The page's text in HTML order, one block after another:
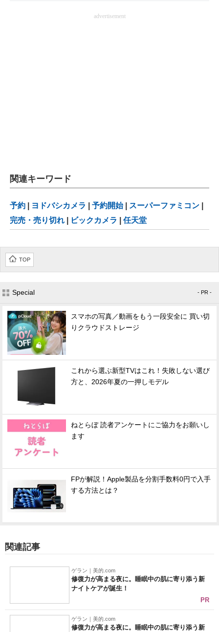
advertisement
関連キーワード
予約 ヨドバシカメラ 予約開始| スーパーファミコン
完売・売り切れ
ビックカメラ 任天堂
TOP
Special - PR -
スマホの写真／動画をもう一段安全に 買い切
りクラウドストレージ
これから選ぶ新型TVはこれ！失敗しない選び
方と、2026年夏の一押しモデル
ねとらぼ 読者アンケートにご協力をお願いし
ます
FPが解説！Apple製品を分割手数料0円で入手
する方法とは？
関連記事
ゲラン｜美的.com
修復力が高まる夜に。睡眠中の肌に寄り添う新
ナイトケアが誕生！
PR
ゲラン｜美的.com
修復力が高まる夜に。睡眠中の肌に寄り添う新